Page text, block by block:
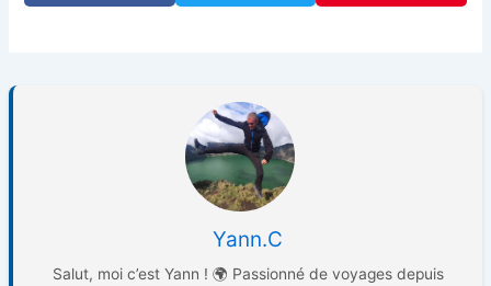
Yann.C
Salut, moi c’est Yann ! 🌍 Passionné de voyages depuis